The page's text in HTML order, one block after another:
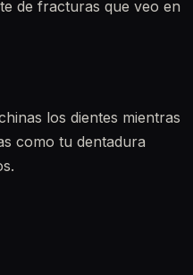
de fracturas que veo en
los dientes mientras
como tu dentadura